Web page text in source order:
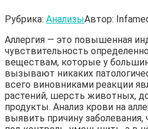
Рубрика: АнализыАвтор:
Аллергия — это повышенная
чувствительность
веществам, которые у
вызывают никаких
всего виновниками реакции
растений, шерсть животных,
продукты. Анализ крови на
выявить причину заболевания,